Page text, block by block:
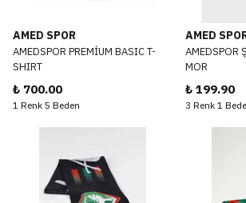
AMED SPOR
AMEDSPOR PREMİUM BASIC T-
SHIRT
₺ 700.00
1 Renk 5 Beden
AMED
AMEDSPOR
MOR
₺ 199.90
3 Renk 1